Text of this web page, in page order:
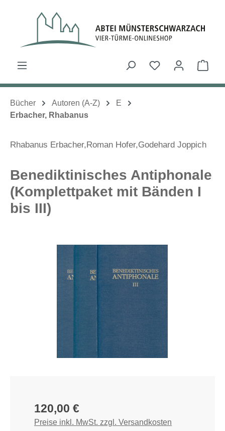
Zum Hauptinhalt springen
Du hast 0
Bücher Autoren (A-Z)
E
Erbacher, Rhabanus
Rhabanus Erbacher,Roman Hofer,Godehard Joppich
Benediktinisches Antiphonale
(Komplettpaket mit Bänden I
bis III)
Bildergalerie überspringen
Regulärer Preis:
120,00 €
Preise inkl. MwSt. zzgl. Versandkosten